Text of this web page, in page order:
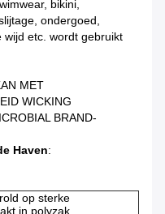
bikini,
ondergoed,
wijd etc. wordt gebruikt
MET
WICKING
BRAND-
Haven:
op sterke
in polyzak